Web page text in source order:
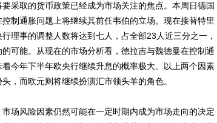
采取的货币政策已经成为市场关注的焦点。本周日德国
制通胀问题上将继续其前任韦伯的立场。现在接替特里
理事的调整人数将达到七人，占全部23人近三分之一，
可能。从现在的市场分析看，德拉吉与魏德曼在控制通
今年下半年欧央行继续升息的概率极大。以上两个因素
，而欧元则将继续扮演汇市领头羊的角色。
风险因素仍然可能在一定时期内成为市场走向的决定